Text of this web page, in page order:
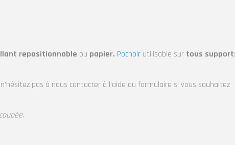
repositionnable ou papier. Pochoir utilisable sur tous
n’hésitez pas à nous contacter à l’aide du formulaire si vous souhaitez